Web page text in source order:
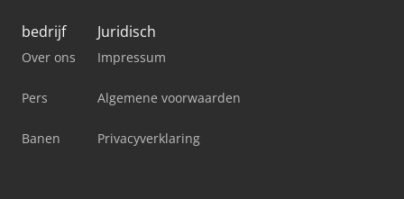
bedrijf
Over ons
Pers
Banen
Juridisch
Impressum
Algemene voorwaarden
Privacyverklaring